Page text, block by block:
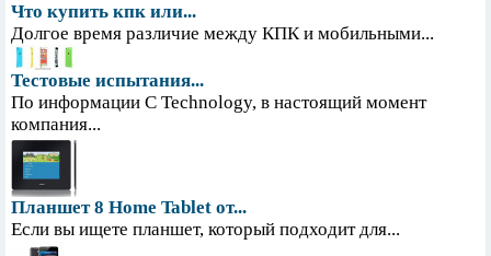
Что купить кпк или...
Долгое время различие между КПК и мобильными...
Тестовые испытания...
По информации С Technology, в настоящий момент
компания...
Планшет 8 Home Tablet от...
Если вы ищете планшет, который подходит для...